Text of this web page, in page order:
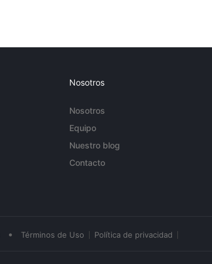
Nosotros
Nosotros
Equipo
Nuestro blog
Contacto
• Términos de Uso Política de privacidad